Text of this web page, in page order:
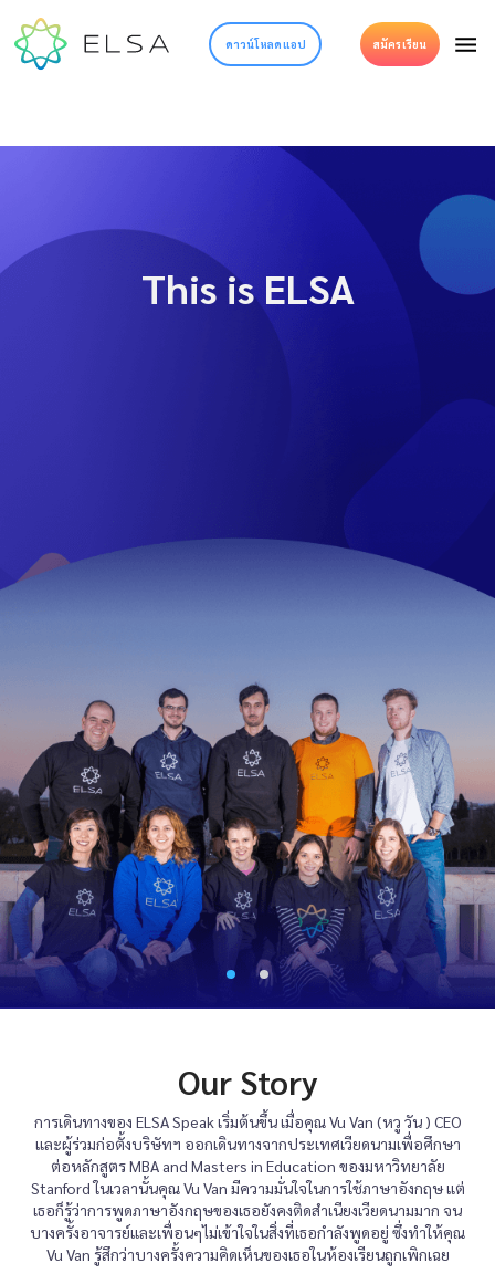
ดาวน์โหลดแอป สมัครเรียน
This is ELSA
Our Story
การเดินทางของ ELSA Speak เริ่มต้นขึ้น เมื่อคุณ Vu Van (หวู วัน ) CEO
และผู้ร่วมก่อตั้งบริษัทฯ ออกเดินทางจากประเทศเวียดนามเพื่อศึกษา
ต่อหลักสูตร MBA and Masters in Education ของมหาวิทยาลัย
Stanford ในเวลานั้นคุณ Vu Van มีความมั่นใจในการใช้ภาษาอังกฤษ แต่
เธอก็รู้ว่าการพูดภาษาอังกฤษของเธอยังคงติดสำเนียงเวียดนามมาก จน
บางครั้งอาจารย์และเพื่อนๆไม่เข้าใจในสิ่งที่เธอกำลังพูดอยู่ ซึ่งทำให้คุณ
​Vu Van รู้สึกว่าบางครั้งความคิดเห็นของเธอในห้องเรียนถูกเพิกเฉย